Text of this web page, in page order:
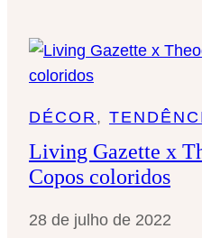
DÉCOR ,
Living Gazette x
Copos coloridos
28 de julho de 2022